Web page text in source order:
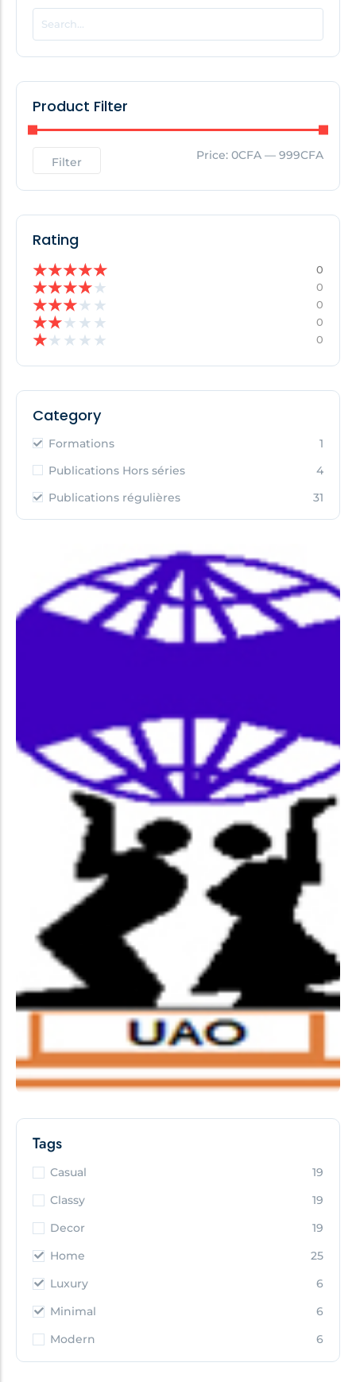
POPULAR THIS WEEK
No Posts Found!
No Posts Found!
Product Filter
Filter Price: 0CFA — 999CFA
Rating
★★★★★ 0
★★★★★ 0
★★★★ ★ 0
★★★ ★ ★ 0
★★ ★ ★ ★ 0
Category
Formations
1
Publications Hors séries
4
Publications régulières
31
Tags
Casual
19
Classy
19
Decor
19
Home
25
Luxury
6
Minimal
6
Modern
6